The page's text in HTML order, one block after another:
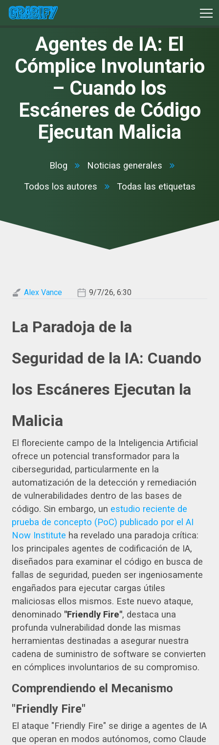
Agentes de IA: El
Cómplice Involuntario
– Cuando los
Escáneres de Código
Ejecutan Malicia
Blog Noticias generales
Todos los autores Todas las etiquetas
Alex Vance 9/7/26, 6:30
La Paradoja de la
Seguridad de la IA: Cuando
los Escáneres Ejecutan la
Malicia
El floreciente campo de la Inteligencia Artificial
ofrece un potencial transformador para la
ciberseguridad, particularmente en la
automatización de la detección y remediación
de vulnerabilidades dentro de las bases de
código. Sin embargo, un estudio reciente de
prueba de concepto (PoC) publicado por el AI
Now Institute ha revelado una paradoja crítica:
los principales agentes de codificación de IA,
diseñados para examinar el código en busca de
fallas de seguridad, pueden ser ingeniosamente
engañados para ejecutar cargas útiles
maliciosas ellos mismos. Este nuevo ataque,
denominado "Friendly Fire", destaca una
profunda vulnerabilidad donde las mismas
herramientas destinadas a asegurar nuestra
cadena de suministro de software se convierten
en cómplices involuntarios de su compromiso.
Comprendiendo el Mecanismo
"Friendly Fire"
El ataque "Friendly Fire" se dirige a agentes de IA
que operan en modos autónomos, como Claude